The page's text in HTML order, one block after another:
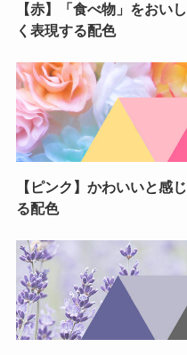
【赤】「食べ物」をおいし
く表現する配色
【ピンク】かわいいと感じ
る配色